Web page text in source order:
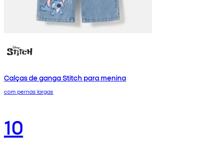
Calças de ganga Stitch para menina
com pernas largas
10